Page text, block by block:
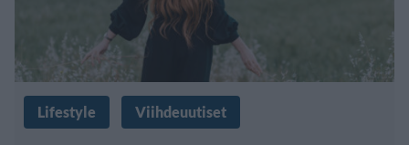
Lifestyle Viihdeuutiset